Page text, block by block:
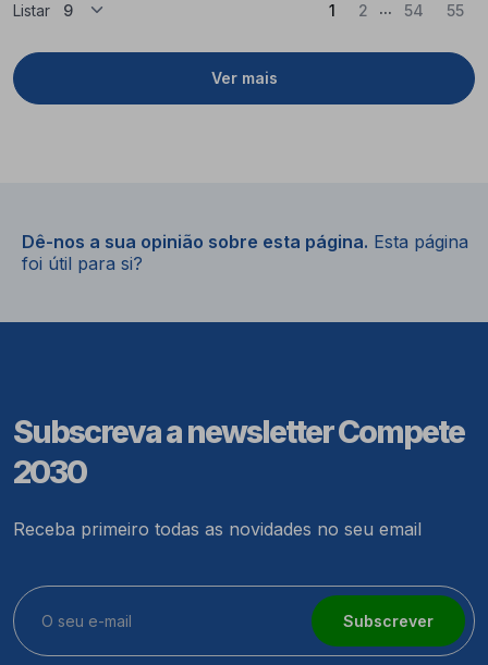
Listar
Ver mais
1 (Atual)
2 ... 54 55
Dê-nos a sua opinião sobre esta página. Esta página
foi útil para si?
Subscreva a newsletter Compete
2030
Receba primeiro todas as novidades no seu email
Subscrever